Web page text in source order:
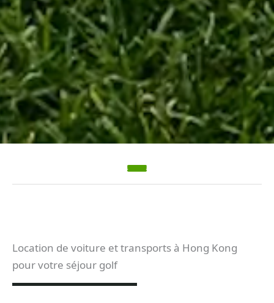
Location de voiture et transports à Hong Kong
pour votre séjour golf